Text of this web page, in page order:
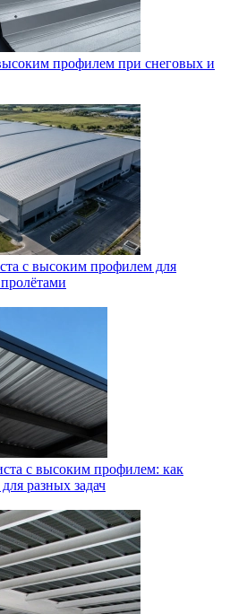
профилем при снеговых и
с высоким профилем для
с высоким профилем: как
разных задач